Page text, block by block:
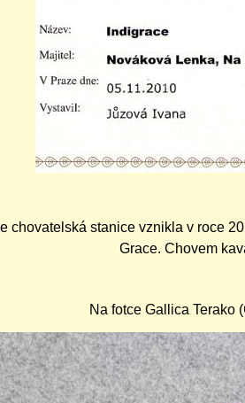
chovatelská stanice vznikla v roce
Grace. Chovem
Na fotce Gallica Terako